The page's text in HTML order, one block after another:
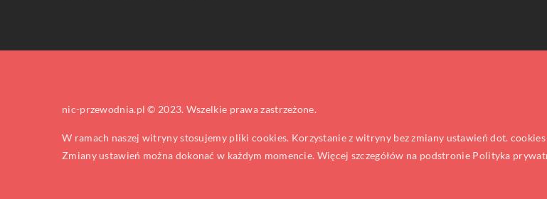
nic-przewodnia.pl © 2023. Wszelkie prawa zastrzeżone.
W ramach naszej witryny stosujemy pliki cookies. Korzystanie z witryny bez zmiany ustawień dot. cookies
Zmiany ustawień można dokonać w każdym momencie. Więcej szczegółów na podstronie Polityka